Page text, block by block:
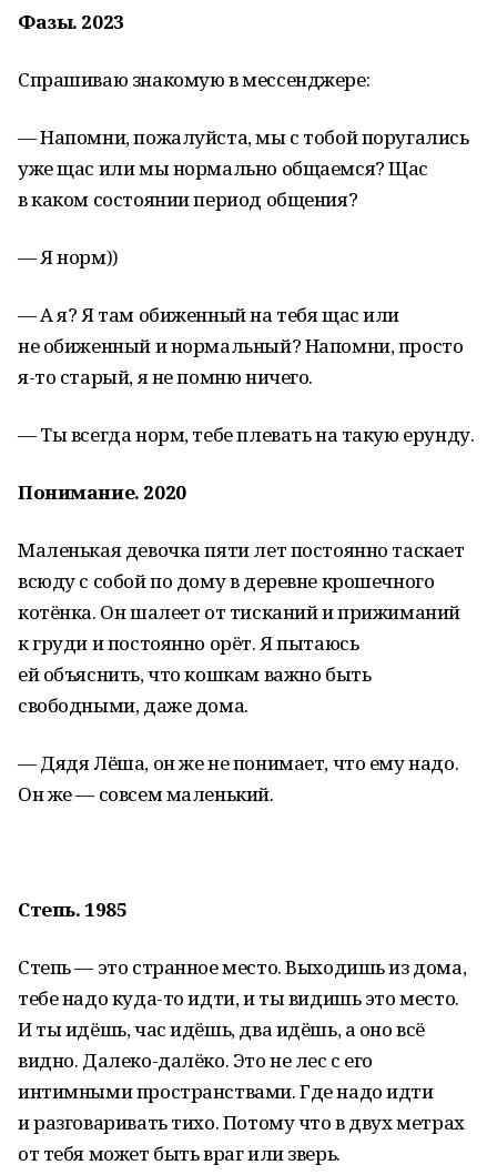
Фазы. 2023
Спрашиваю знакомую в мессенджере:
— Напомни, пожалуйста, мы с тобой поругались
уже щас или мы нормально общаемся? Щас
в каком состоянии период общения?
— Я норм))
— А я? Я там обиженный на тебя щас или
не обиженный и нормальный? Напомни, просто
я-то старый, я не помню ничего.
— Ты всегда норм, тебе плевать на такую ерунду.
Понимание. 2020
Маленькая девочка пяти лет постоянно таскает
всюду с собой по дому в деревне крошечного
котёнка. Он шалеет от тисканий и прижиманий
к груди и постоянно орёт. Я пытаюсь
ей объяснить, что кошкам важно быть
свободными, даже дома.
— Дядя Лёша, он же не понимает, что ему надо.
Он же — совсем маленький.
Степь. 1985
Степь — это странное место. Выходишь из дома,
тебе надо куда-то идти, и ты видишь это место.
И ты идёшь, час идёшь, два идёшь, а оно всё
видно. Далеко-далёко. Это не лес с его
интимными пространствами. Где надо идти
и разговаривать тихо. Потому что в двух метрах
от тебя может быть враг или зверь.